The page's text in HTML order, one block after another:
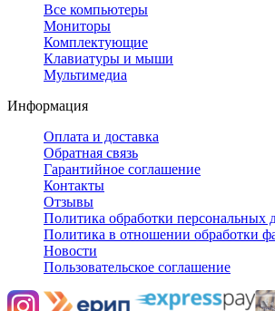
Все компьютеры
Мониторы
Комплектующие
Клавиатуры и мыши
Мультимедиа
Информация
Оплата и доставка
Обратная связь
Гарантийное соглашение
Контакты
Отзывы
Политика обработки персональных
Политика в отношении обработки
Новости
Пользовательское соглашение